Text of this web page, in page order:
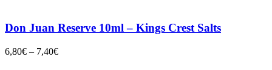
Don Juan Reserve 10ml – Kings Crest Salts
6,80€ – 7,40€